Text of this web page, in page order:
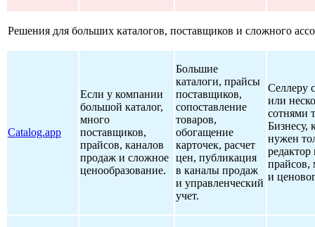
Решения для больших каталогов, поставщиков и сложного
Catalog.app
Если у компании
большой каталог,
много
поставщиков,
прайсов, каналов
продаж и сложное
ценообразование.
Большие
каталоги, прайсы
поставщиков,
сопоставление
товаров,
обогащение
карточек, расчет
цен, публикация
в каналы продаж
и управленческий
учет.
Селлеру
или
сотнями
Бизнесу,
нужен
редактор
прайсов,
и